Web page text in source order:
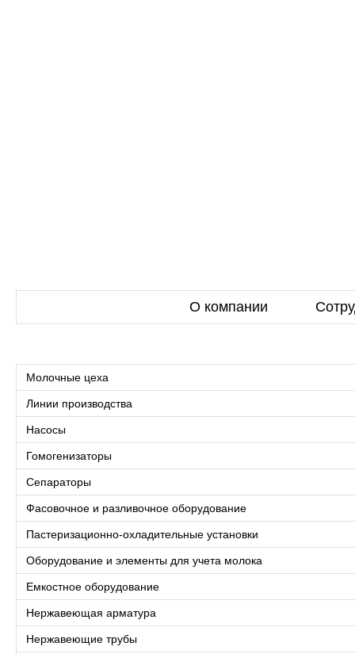
О компании
Молочные цеха
Линии производства
Насосы
Гомогенизаторы
Сепараторы
Фасовочное и разливочное оборудование
Пастеризационно-охладительные установки
Оборудование и элементы для учета молока
Емкостное оборудование
Нержавеющая арматура
Нержавеющие трубы